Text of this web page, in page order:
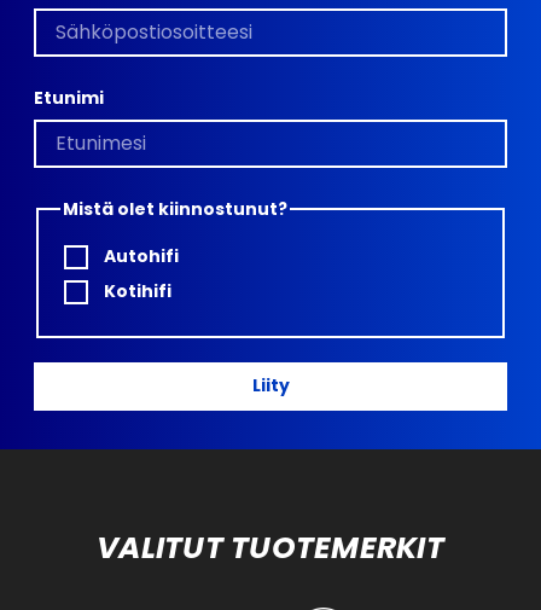
Etunimi
Mistä olet kiinnostunut?
Autohifi
Kotihifi
Liity
VALITUT TUOTEMERKIT